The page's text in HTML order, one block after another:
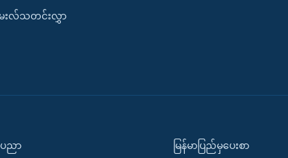
ေးလ်သတင်းလွှာ
ပညာ မြန်မာပြည်မှပေးစာ